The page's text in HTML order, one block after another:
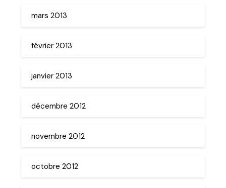
mars 2013
février 2013
janvier 2013
décembre 2012
novembre 2012
octobre 2012